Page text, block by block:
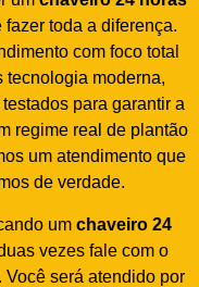
toda a diferença.
com foco total
tecnologia moderna,
para garantir a
regime real de plantão
um atendimento que
de verdade.
um chaveiro 24
vezes fale com o
será atendido por